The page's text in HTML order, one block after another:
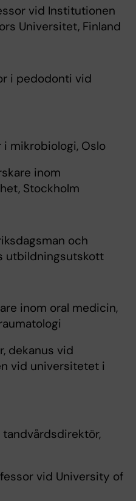
vid Institutionen
Universitet, Finland
i pedodonti vid
i mikrobiologi, Oslo
inom
Stockholm
och
utbildningsutskott
inom oral medicin,
dekanus vid
vid universitetet i
tandvårdsdirektör,
vid University of